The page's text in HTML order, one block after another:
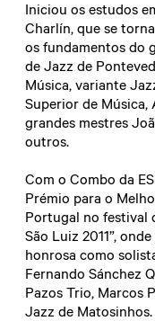
Iniciou os estudos
Charlín, que se
os fundamentos do
de Jazz de
Música, variante
Superior de Música,
grandes mestres
outros.
Com o Combo da
Prémio para o
Portugal no festival
São Luiz 2011”,
honrosa como
Fernando Sánchez
Pazos Trio, Marcos
Jazz de Matosinhos.